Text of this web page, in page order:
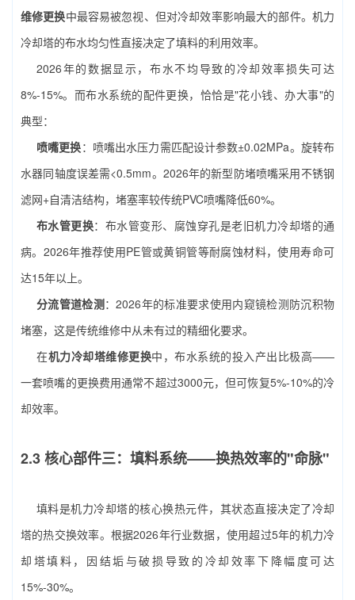
维修更换中最容易被忽视、但对冷却效率影响最大的部件。机力
冷却塔的布水均匀性直接决定了填料的利用效率。
2026年的数据显示，布水不均导致的冷却效率损失可达
8%-15%。而布水系统的配件更换，恰恰是"花小钱、办大事"的
典型：
喷嘴更换：喷嘴出水压力需匹配设计参数±0.02MPa。旋转布
水器同轴度误差需<0.5mm。2026年的新型防堵喷嘴采用不锈钢
滤网+自清洁结构，堵塞率较传统PVC喷嘴降低60%。
布水管更换：布水管变形、腐蚀穿孔是老旧机力冷却塔的通
病。2026年推荐使用PE管或黄铜管等耐腐蚀材料，使用寿命可
达15年以上。
分流管道检测：2026年的标准要求使用内窥镜检测防沉积物
堵塞，这是传统维修中从未有过的精细化要求。
在机力冷却塔维修更换中，布水系统的投入产出比极高——
一套喷嘴的更换费用通常不超过3000元，但可恢复5%-10%的冷
却效率。
2.3 核心部件三：填料系统——换热效率的"命脉"
填料是机力冷却塔的核心换热元件，其状态直接决定了冷却
塔的热交换效率。根据2026年行业数据，使用超过5年的机力冷
却塔填料，因结垢与破损导致的冷却效率下降幅度可达
15%-30%。